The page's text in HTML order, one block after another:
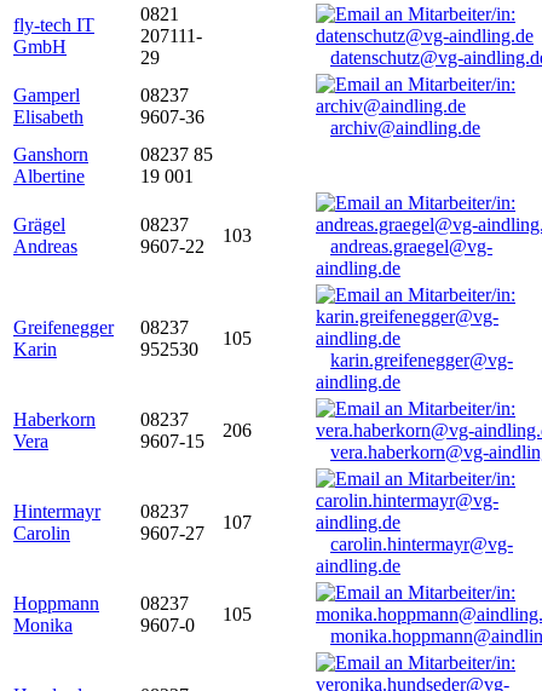
fly-tech IT
GmbH
0821
207111-
29
datenschutz@vg-
Gamperl
Elisabeth
08237
9607-36
archiv@aindling.de
Ganshorn
Albertine
08237 85
19 001
Grägel
Andreas
08237
9607-22
103
andreas.graegel@vg-
aindling.de
Greifenegger
Karin
08237
952530
105
karin.greifenegger@vg-
aindling.de
Haberkorn
Vera
08237
9607-15
206
vera.haberkorn@vg-
Hintermayr
Carolin
08237
9607-27
107
carolin.hintermayr@vg-
aindling.de
Hoppmann
Monika
08237
9607-0
105